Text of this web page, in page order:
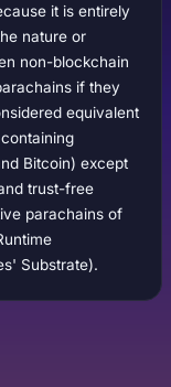
it is entirely
nature or
non-blockchain
if they
equivalent
Bitcoin) except
trust-free
parachains of
Substrate).